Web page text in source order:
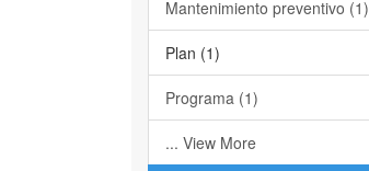
Mantenimiento preventivo (1)
Plan (1)
Programa (1)
... View More